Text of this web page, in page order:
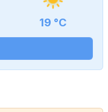
19 °C